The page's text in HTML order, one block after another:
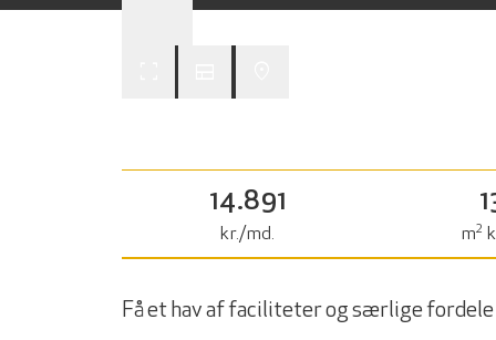
14.891
kr./md. m2
Få et hav af faciliteter og særlige fordele